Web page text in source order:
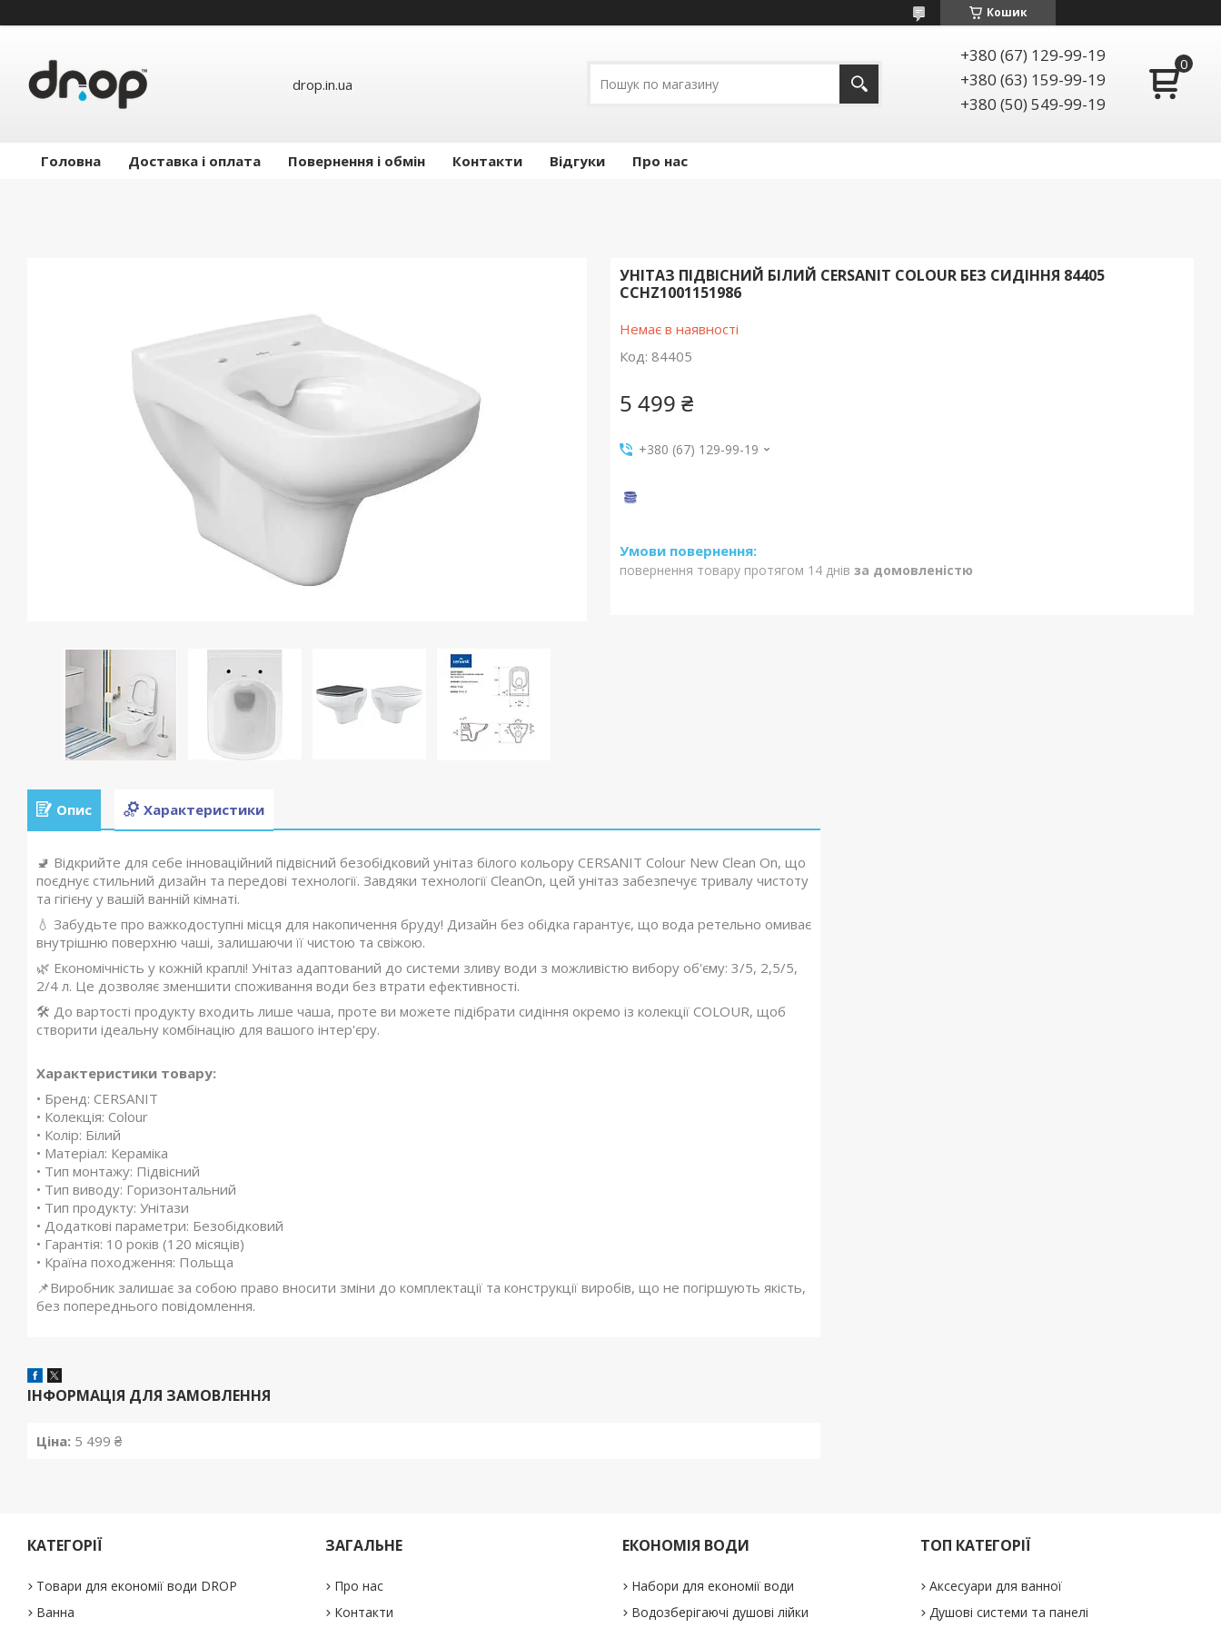
Кошик
drop.in.ua
+380 (67) 129-99-19
+380 (63) 159-99-19
+380 (50) 549-99-19
Головна Доставка і оплата Повернення і обмін Контакти Відгуки Про нас
УНІТАЗ ПІДВІСНИЙ БІЛИЙ CERSANIT COLOUR БЕЗ СИДІННЯ 84405
CCHZ1001151986
Немає в наявності
Код: 84405
5 499 ₴
+380 (67) 129-99-19
повернення товару протягом 14 днів за домовленістю
Опис Характеристики
🚽 Відкрийте для себе інноваційний підвісний безобідковий унітаз білого кольору CERSANIT Colour New Clean On, що
поєднує стильний дизайн та передові технології. Завдяки технології CleanOn, цей унітаз забезпечує тривалу чистоту
та гігієну у вашій ванній кімнаті.
💧 Забудьте про важкодоступні місця для накопичення бруду! Дизайн без обідка гарантує, що вода ретельно омиває
внутрішню поверхню чаші, залишаючи її чистою та свіжою.
🌿 Економічність у кожній краплі! Унітаз адаптований до системи зливу води з можливістю вибору об'єму: 3/5, 2,5/5,
2/4 л. Це дозволяє зменшити споживання води без втрати ефективності.
🛠️ До вартості продукту входить лише чаша, проте ви можете підібрати сидіння окремо із колекції COLOUR, щоб
створити ідеальну комбінацію для вашого інтер'єру.
Характеристики товару:
• Бренд: CERSANIT
• Колекція: Colour
• Колір: Білий
• Матеріал: Кераміка
• Тип монтажу: Підвісний
• Тип виводу: Горизонтальний
• Тип продукту: Унітази
• Додаткові параметри: Безобідковий
• Гарантія: 10 років (120 місяців)
• Країна походження: Польща
📌Виробник залишає за собою право вносити зміни до комплектації та конструкції виробів, що не погіршують якість,
без попереднього повідомлення.
ІНФОРМАЦІЯ ДЛЯ ЗАМОВЛЕННЯ
Ціна: 5 499 ₴
КАТЕГОРІЇ
Товари для економії води DROP
Ванна
ЗАГАЛЬНЕ
Про нас
Контакти
ЕКОНОМІЯ ВОДИ
Набори для економії води
Водозберігаючі душові лійки
ТОП КАТЕГОРІЇ
Аксесуари для ванної
Душові системи та панелі